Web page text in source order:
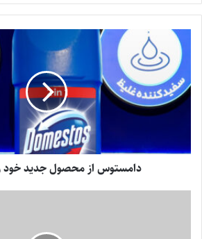
دامستوس از محصول جدید خود